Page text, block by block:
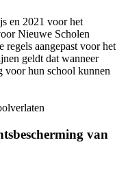
en 2021 voor het
Nieuwe Scholen
aangepast voor het
geldt dat wanneer
voor hun school kunnen
van